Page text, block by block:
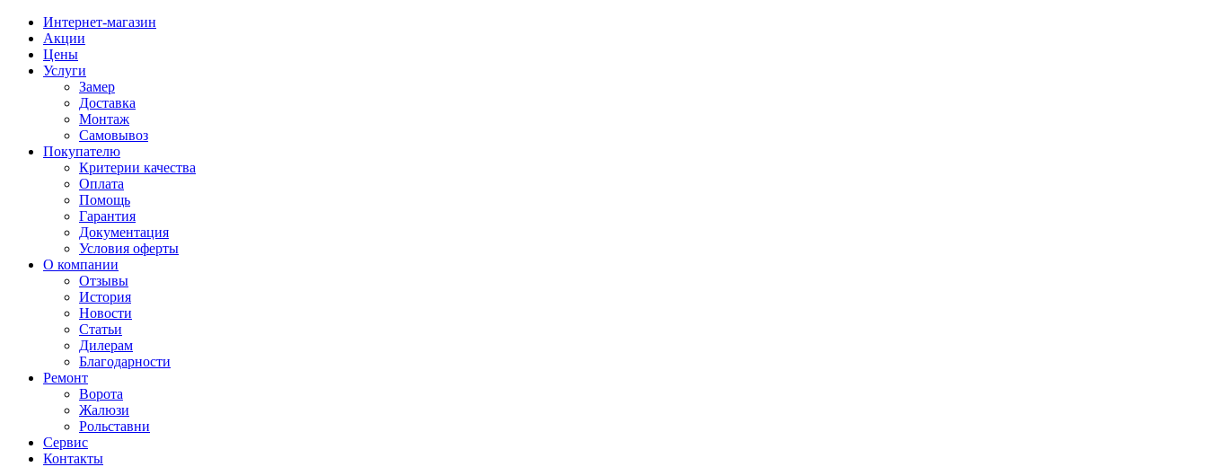
Интернет-магазин
Акции
Цены
Услуги
Замер
Доставка
Монтаж
Самовывоз
Покупателю
Критерии качества
Оплата
Помощь
Гарантия
Документация
Условия оферты
О компании
Отзывы
История
Новости
Статьи
Дилерам
Благодарности
Ремонт
Ворота
Жалюзи
Рольставни
Сервис
Контакты